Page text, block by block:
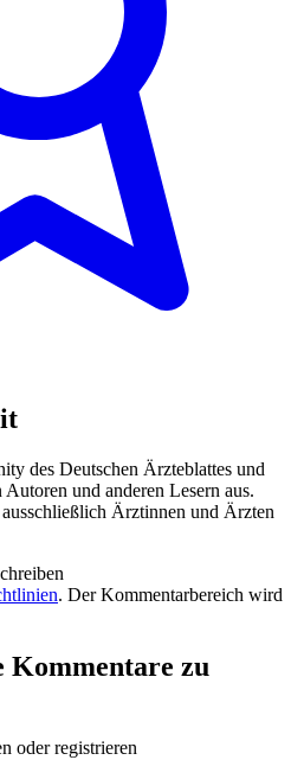
des Deutschen Ärzteblattes und
und anderen Lesern aus.
Ärztinnen und Ärzten
. Der Kommentarbereich wird
Kommentare zu
oder registrieren